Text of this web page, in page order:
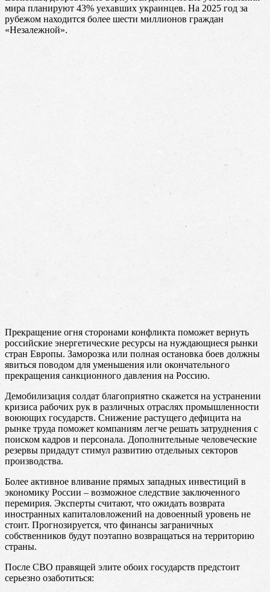
мира планируют 43% уехавших украинцев. На 2025 год за
рубежом находится более шести миллионов граждан
«Незалежной».
Прекращение огня сторонами конфликта поможет вернуть
российские энергетические ресурсы на нуждающиеся рынки
стран Европы. Заморозка или полная остановка боев должны
явиться поводом для уменьшения или окончательного
прекращения санкционного давления на Россию.
Демобилизация солдат благоприятно скажется на устранении
кризиса рабочих рук в различных отраслях промышленности
воюющих государств. Снижение растущего дефицита на
рынке труда поможет компаниям легче решать затруднения с
поиском кадров и персонала. Дополнительные человеческие
резервы придадут стимул развитию отдельных секторов
производства.
Более активное вливание прямых западных инвестиций в
экономику России – возможное следствие заключенного
перемирия. Эксперты считают, что ожидать возврата
иностранных капиталовложений на довоенный уровень не
стоит. Прогнозируется, что финансы заграничных
собственников будут поэтапно возвращаться на территорию
страны.
После СВО правящей элите обоих государств предстоит
серьезно озаботиться: